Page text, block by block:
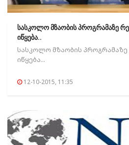
სასკოლო მზაობის პროგრამაზე
იწყება..
სასკოლო მზაობის
იწყება...
12-10-2015, 11:35